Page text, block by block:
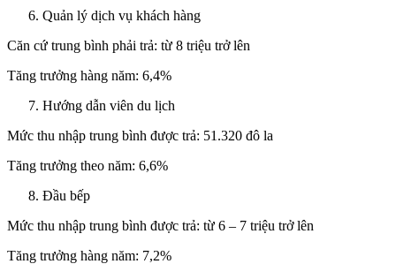
Quản lý dịch vụ khách hàng
Căn cứ trung bình phải trả: từ 8 triệu trở lên
Tăng trưởng hàng năm: 6,4%
Hướng dẫn viên du lịch
Mức thu nhập trung bình được trả: 51.320 đô la
Tăng trưởng theo năm: 6,6%
Đầu bếp
Mức thu nhập trung bình được trả: từ 6 – 7 triệu trở lên
Tăng trưởng hàng năm: 7,2%